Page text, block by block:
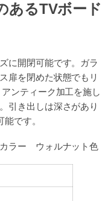
あるTVボード
に開閉可能です。ガラ
扉を閉めた状態でもリ
ンティーク加工を施し
引き出しは深さがあり
です。
ラー ウォルナット色